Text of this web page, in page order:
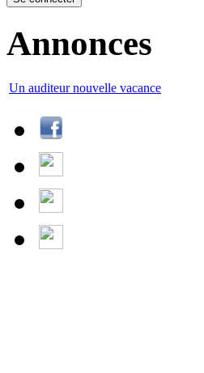
Annonces
Un auditeur nouvelle vacance